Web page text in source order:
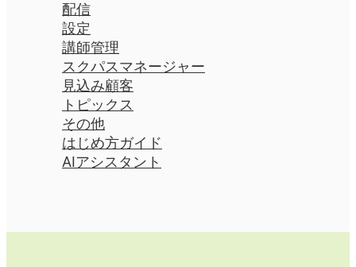
設定
スクパスマネージャー
トピックス
配信
講師管理
見込み顧客
その他
はじめ方ガイド
AIアシスタント